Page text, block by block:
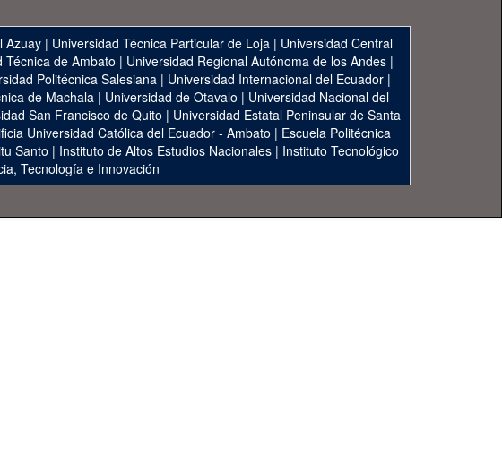
Azuay | Universidad Técnica Particular de Loja | Universidad Central
Técnica de Ambato | Universidad Regional Autónoma de los Andes|
Politécnica Salesiana| Universidad Internacional del Ecuador|
de Machala | Universidad de Otavalo | Universidad Nacional del
San Francisco de Quito | Universidad Estatal Peninsular de Santa
Universidad Católica del Ecuador - Ambato | Escuela Politécnica
Santo | Instituto de Altos Estudios Nacionales | Instituto Tecnológico
Tecnología e Innovación